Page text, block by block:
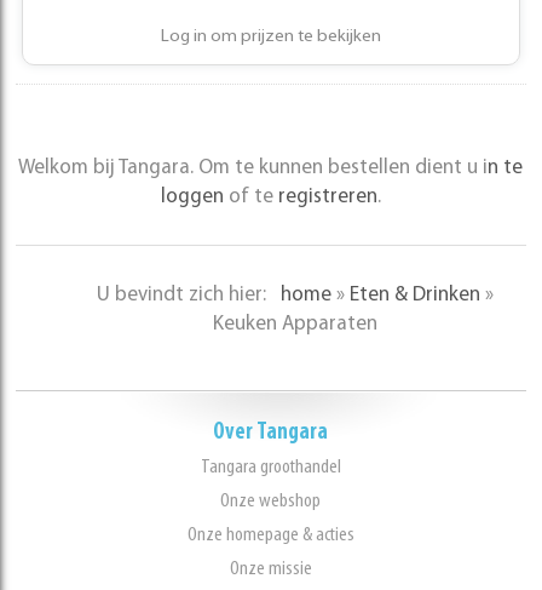
Log in om prijzen te bekijken
Welkom bij Tangara. Om te kunnen bestellen dient u in te
loggen of te registreren.
U bevindt zich hier: home » Eten & Drinken »
Keuken Apparaten
Over Tangara
Tangara groothandel
Onze webshop
Onze homepage & acties
Onze missie